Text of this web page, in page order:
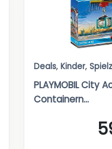
Deals, Kinder,
PLAYMOBIL City
Containern...